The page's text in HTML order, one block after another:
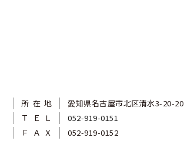
所在地
愛知県名古屋市北区清水3-20-20
ＴＥＬ
052-919-0151
ＦＡＸ
052-919-0152